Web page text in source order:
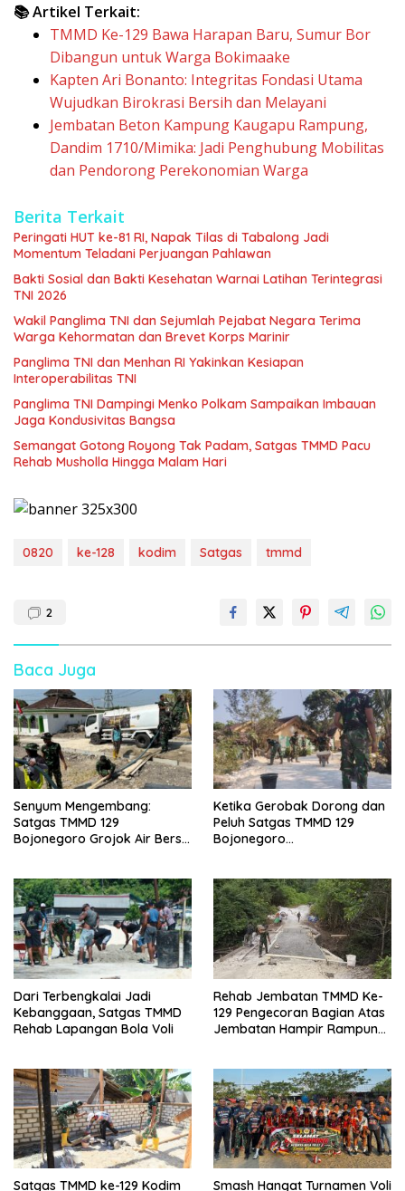
📚 Artikel Terkait:
TMMD Ke-129 Bawa Harapan Baru, Sumur Bor
Dibangun untuk Warga Bokimaake
Kapten Ari Bonanto: Integritas Fondasi Utama
Wujudkan Birokrasi Bersih dan Melayani
Jembatan Beton Kampung Kaugapu Rampung,
Dandim 1710/Mimika: Jadi Penghubung Mobilitas
dan Pendorong Perekonomian Warga
Berita Terkait
Peringati HUT ke-81 RI, Napak Tilas di Tabalong Jadi
Momentum Teladani Perjuangan Pahlawan
Bakti Sosial dan Bakti Kesehatan Warnai Latihan Terintegrasi
TNI 2026
Wakil Panglima TNI dan Sejumlah Pejabat Negara Terima
Warga Kehormatan dan Brevet Korps Marinir
Panglima TNI dan Menhan RI Yakinkan Kesiapan
Interoperabilitas TNI
Panglima TNI Dampingi Menko Polkam Sampaikan Imbauan
Jaga Kondusivitas Bangsa
Semangat Gotong Royong Tak Padam, Satgas TMMD Pacu
Rehab Musholla Hingga Malam Hari
0820 ke-128 kodim Satgas tmmd
2
Baca Juga
Senyum Mengembang:
Satgas TMMD 129
Bojonegoro Grojok Air Bersih
Ketika Gerobak Dorong dan
Peluh Satgas TMMD 129
Bojonegoro
Dari Terbengkalai Jadi
Kebanggaan, Satgas TMMD
Rehab Lapangan Bola Voli
Rehab Jembatan TMMD Ke-
129 Pengecoran Bagian Atas
Jembatan Hampir Rampung,
dan Lancar
Satgas TMMD ke-129 Kodim Smash Hangat Turnamen Voli